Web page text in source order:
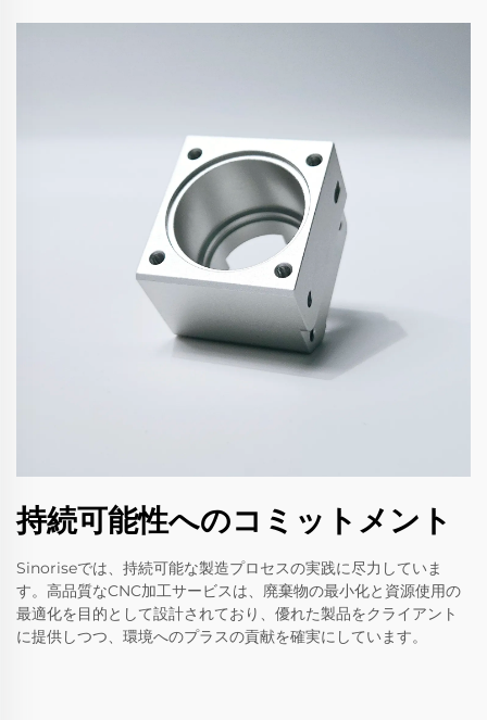
持続可能性へのコミットメント
Sinoriseでは、持続可能な製造プロセスの実践に尽力していま
す。高品質なCNC加工サービスは、廃棄物の最小化と資源使用の
最適化を目的として設計されており、優れた製品をクライアント
に提供しつつ、環境へのプラスの貢献を確実にしています。